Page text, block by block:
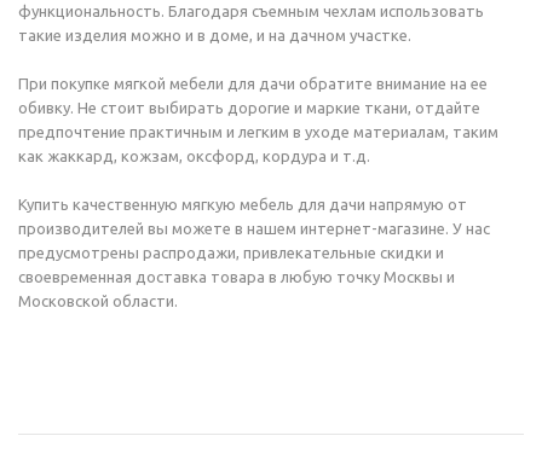
функциональность. Благодаря съемным чехлам использовать
такие изделия можно и в доме, и на дачном участке.
При покупке мягкой мебели для дачи обратите внимание на ее
обивку. Не стоит выбирать дорогие и маркие ткани, отдайте
предпочтение практичным и легким в уходе материалам, таким
как жаккард, кожзам, оксфорд, кордура и т.д.
Купить качественную мягкую мебель для дачи напрямую от
производителей вы можете в нашем интернет-магазине. У нас
предусмотрены распродажи, привлекательные скидки и
своевременная доставка товара в любую точку Москвы и
Московской области.